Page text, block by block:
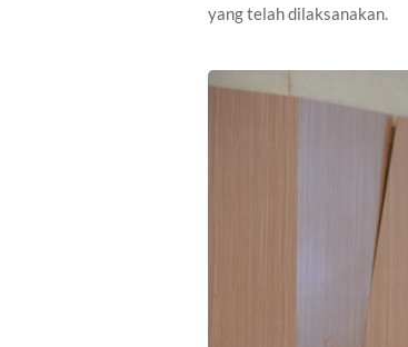
yang telah dilaksanakan.